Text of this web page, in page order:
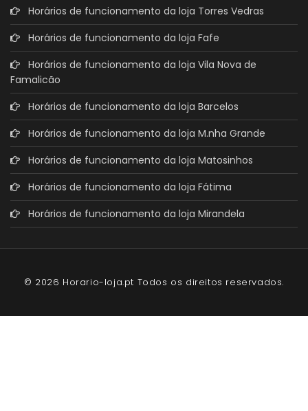
Horários de funcionamento da loja Torres Vedras
Horários de funcionamento da loja Fafe
Horários de funcionamento da loja Vila Nova de
Famalicão
Horários de funcionamento da loja Barcelos
Horários de funcionamento da loja M.nha Grande
Horários de funcionamento da loja Matosinhos
Horários de funcionamento da loja Fátima
Horários de funcionamento da loja Mirandela
© 2026 Horario-loja.pt Todos os direitos reservados.